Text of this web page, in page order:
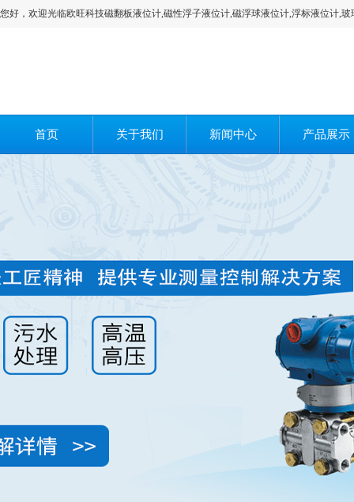
您好，欢迎光临欧旺科技磁翻板液位计,磁性浮子液位计,磁浮球液位计,浮标液位计,
首页 关于我们 新闻中心 产品展示